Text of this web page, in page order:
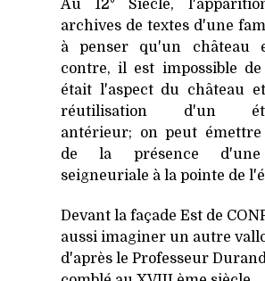
Au 12° Siècle,
archives de textes d'une
à penser qu'un château
contre, il est impossible
était l'aspect du château
réutilisation d'un
antérieur; on peut émettre
de la présence d'une
seigneuriale à la pointe de
Devant la façade Est de
aussi imaginer un autre
d'après le Professeur